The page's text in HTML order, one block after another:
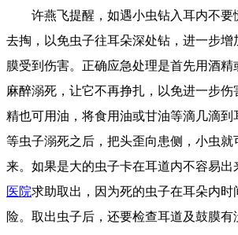
许燕飞提醒，如遇小虫钻入耳内不要
去掏，以免虫子往耳朵深处钻，进一步增
膜受到伤害。正确应急处理是首先用酒精
麻醉溺死，让它不再挣扎，以免进一步
精也可用油，将食用油或甘油等滴几滴到
等虫子溺死之后，把头歪向患侧，小虫就
来。如果是大的虫子卡在耳道内不容易出
医院求助取出，因为死的虫子在耳朵内时
险。取出虫子后，还要检查耳道及鼓膜有